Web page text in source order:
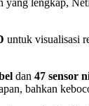
yang lengkap,
untuk visualisasi
dan 47 sensor
bahkan